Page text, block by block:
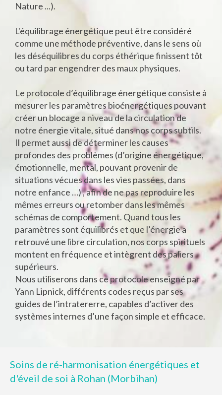
Nature ...).
L'équilibrage énergétique peut être considéré
comme une méthode préventive, dans le sens où
les déséquilibres du corps éthérique finissent tôt
ou tard par engendrer des maux physiques.
Le protocole d’équilibrage énergétique consiste à
mesurer les paramètres bioénergétiques pouvant
créer un blocage a niveau de la circulation de
notre énergie vitale, situé dans nos corps subtils.
Il permet aussi de déterminer les causes
profondes des problèmes (d’origine énergétique,
émotionnelle, mental, pouvant provenir de
situations vécues dans les vies passées, dans
notre enfance …) , afin de ne pas reproduire les
mêmes erreurs ou retomber dans les mêmes
schémas de comportement. Quand tous les
paramètres sont équilibrés et que l’énergie a
retrouvé une libre circulation, nos corps spirituels
montent en fréquence et intègrent des paliers
supérieurs.
Nous utiliserons dans ce protocole enseigné par
Yann Lipnick, différents codes reçus par ses
guides de l’intratererre, capables d’activer des
systèmes internes d’une façon simple et efficace.
Soins de ré-harmonisation énergétiques et
d'éveil de soi à Rohan (Morbihan)